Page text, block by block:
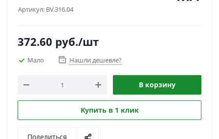
Артикул: BV.316.04
372.60 руб./шт
Мало Нашли дешевле?
В корзину
Купить в 1 клик
Поделиться